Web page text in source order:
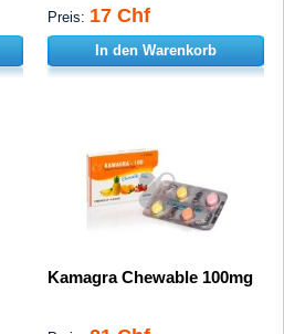
Preis: 17 Chf
In den Warenkorb
Kamagra Chewable 100mg